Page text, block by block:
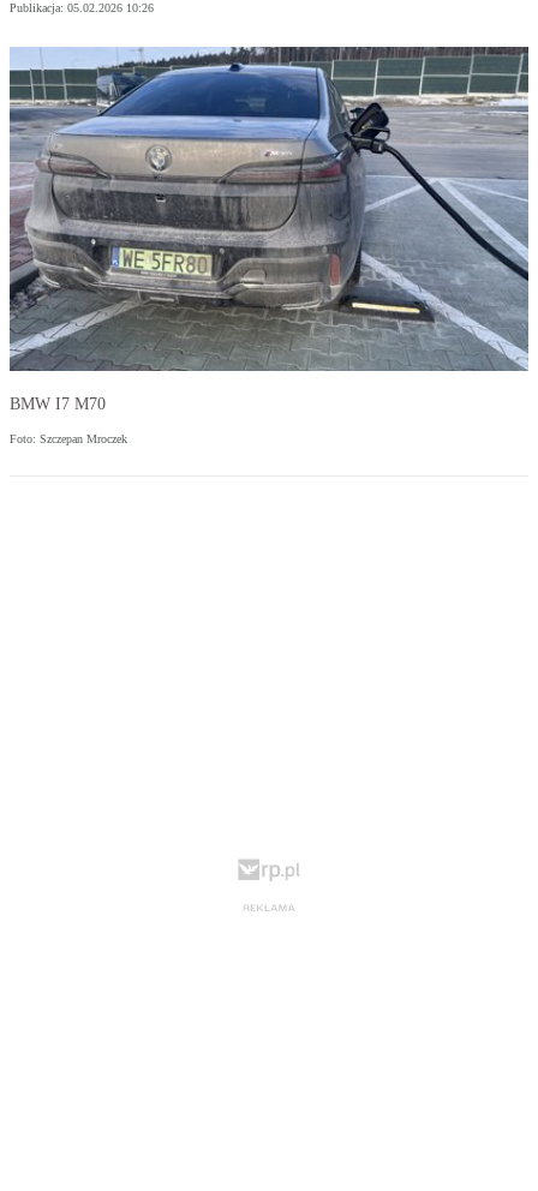
Publikacja: 05.02.2026 10:26
BMW I7 M70
Foto: Szczepan Mroczek